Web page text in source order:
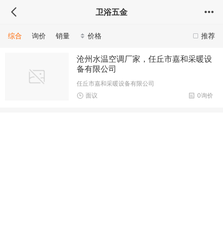
卫浴五金
推荐
综合 询价 销量 价格
沧州水温空调厂家，任丘市嘉和采暖设
备有限公司
任丘市嘉和采暖设备有限公司
0询价
面议